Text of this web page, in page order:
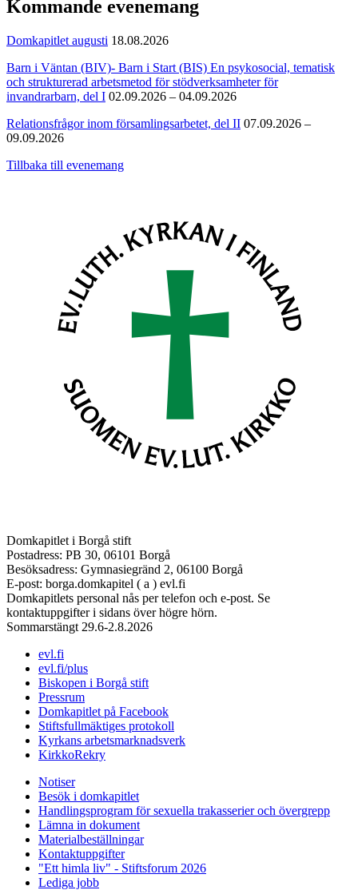
Kommande evenemang
Domkapitlet augusti 18.08.2026
Barn i Väntan (BIV)- Barn i Start (BIS) En psykosocial, tematisk
och strukturerad arbetsmetod för stödverksamheter för
invandrarbarn, del I 02.09.2026 – 04.09.2026
Relationsfrågor inom församlingsarbetet, del II 07.09.2026 –
09.09.2026
Tillbaka till evenemang
Domkapitlet i Borgå stift
Postadress: PB 30, 06101 Borgå
Besöksadress: Gymnasiegränd 2, 06100 Borgå
E-post: borga.domkapitel ( a ) evl.fi
Domkapitlets personal nås per telefon och e-post. Se
kontaktuppgifter i sidans över högre hörn.
Sommarstängt 29.6-2.8.2026
evl.fi
evl.fi/plus
Biskopen i Borgå stift
Pressrum
Domkapitlet på Facebook
Stiftsfullmäktiges protokoll
Kyrkans arbetsmarknadsverk
KirkkoRekry
Notiser
Besök i domkapitlet
Handlingsprogram för sexuella trakasserier och övergrepp
Lämna in dokument
Materialbeställningar
Kontaktuppgifter
"Ett himla liv" - Stiftsforum 2026
Lediga jobb